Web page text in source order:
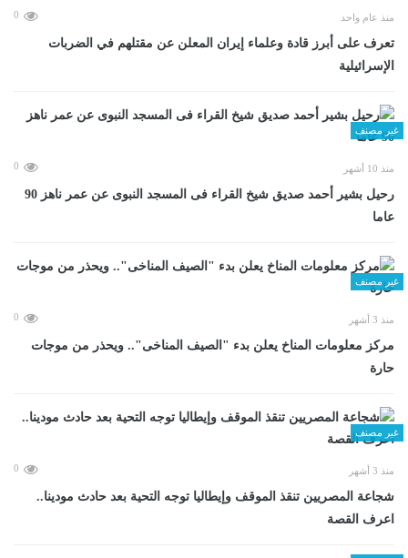
منذ عام واحد 0
تعرف على أبرز قادة وعلماء إيران المعلن عن مقتلهم في الضربات
الإسرائيلية
غير مصنف
منذ 10 أشهر 0
رحيل بشير أحمد صديق شيخ القراء فى المسجد النبوى عن عمر ناهز 90
عاما
غير مصنف
منذ 3 أشهر 0
مركز معلومات المناخ يعلن بدء "الصيف المناخى".. ويحذر من موجات
حارة
غير مصنف
منذ 3 أشهر 0
شجاعة المصريين تنقذ الموقف وإيطاليا توجه التحية بعد حادث مودينا..
اعرف القصة